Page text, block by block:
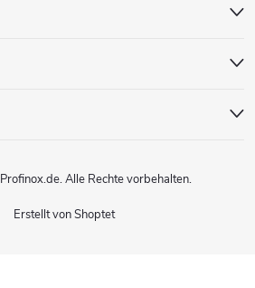
Erstellt von Shoptet
Profinox.de. Alle Rechte vorbehalten.